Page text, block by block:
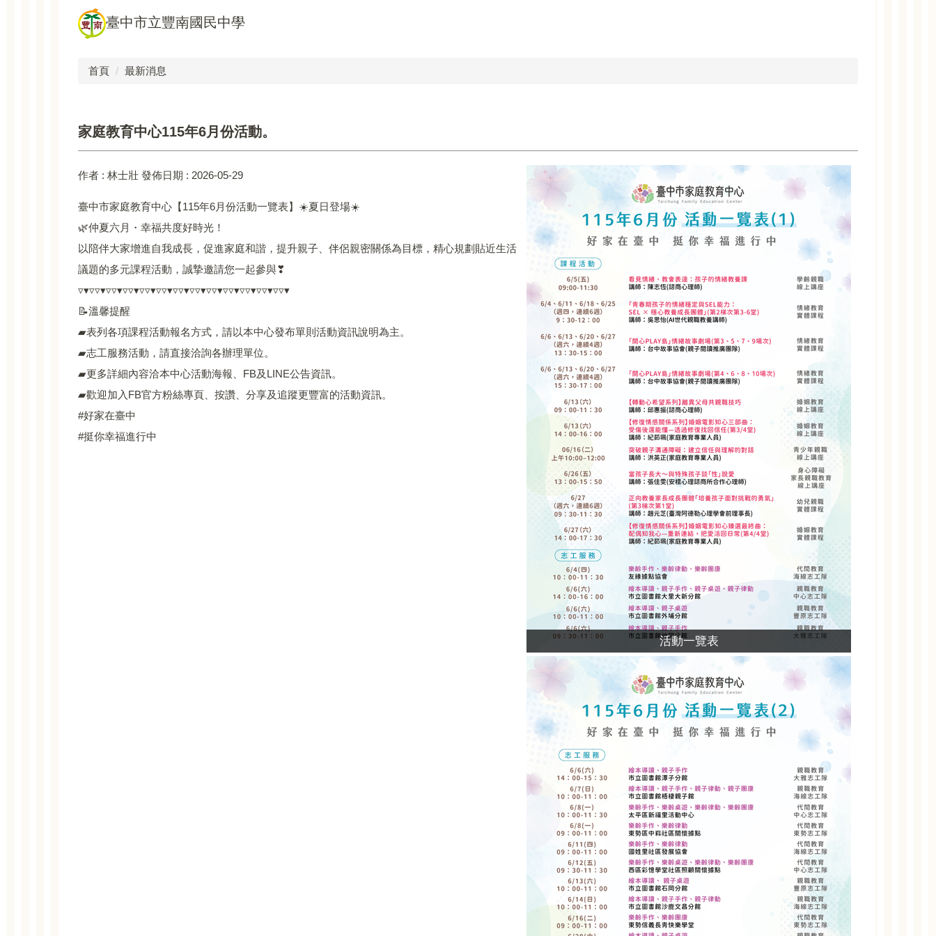
臺中市立豐南國民中學
首頁 最新消息
家庭教育中心115年6月份活動。
活動一覽表
作者 : 林士壯 發佈日期 : 2026-05-29
臺中市家庭教育中心【115年6月份活動一覽表】☀️夏日登場☀️
🌿仲夏六月・幸福共度好時光！
以陪伴大家增進自我成長，促進家庭和諧，提升親子、伴侶親密關係為目標，精心規劃貼近生活
議題的多元課程活動，誠摯邀請您一起參與❣
▿▾▿▿▾▿▿▾▿▿▾▿▿▾▿▿▾▿▿▾▿▿▾▿▿▾▿▿▾▿▿▾▿▿▾▿▿▾
📝溫馨提醒
▰表列各項課程活動報名方式，請以本中心發布單則活動資訊說明為主。
▰志工服務活動，請直接洽詢各辦理單位。
▰更多詳細內容洽本中心活動海報、FB及LINE公告資訊。
▰歡迎加入FB官方粉絲專頁、按讚、分享及追蹤更豐富的活動資訊。
#好家在臺中
#挺你幸福進行中